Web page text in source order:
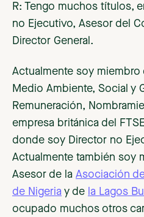
R: Tengo muchos títulos,
no Ejecutivo, Asesor del
Director General.
Actualmente soy
Medio Ambiente, Social y
Remuneración,
empresa británica del
donde soy Director no
Actualmente también soy
Asesor de la Asociación
de Nigeria y de la Lagos
ocupado muchos otros